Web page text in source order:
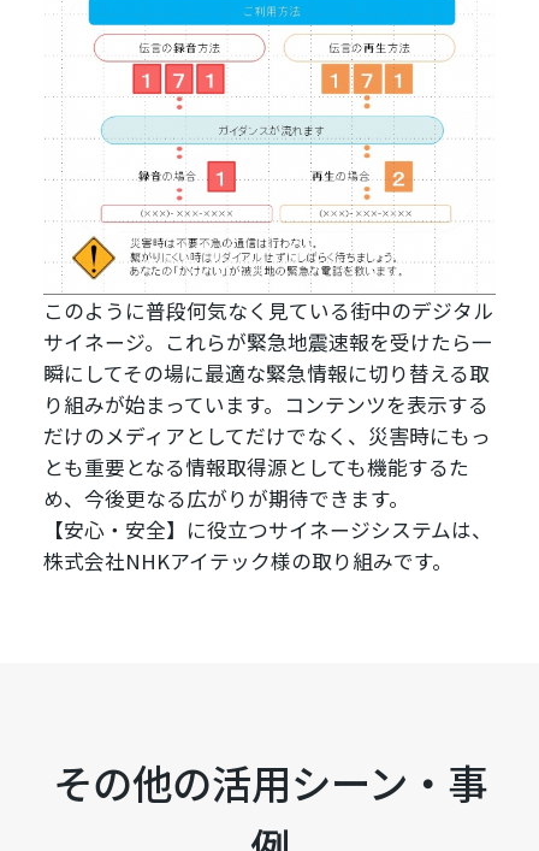
このように普段何気なく見ている街中のデジタル
サイネージ。これらが緊急地震速報を受けたら一
瞬にしてその場に最適な緊急情報に切り替える取
り組みが始まっています。コンテンツを表示する
だけのメディアとしてだけでなく、災害時にもっ
とも重要となる情報取得源としても機能するた
め、今後更なる広がりが期待できます。
【安心・安全】に役立つサイネージシステムは、
株式会社NHKアイテック様の取り組みです。
その他の活用シーン・事